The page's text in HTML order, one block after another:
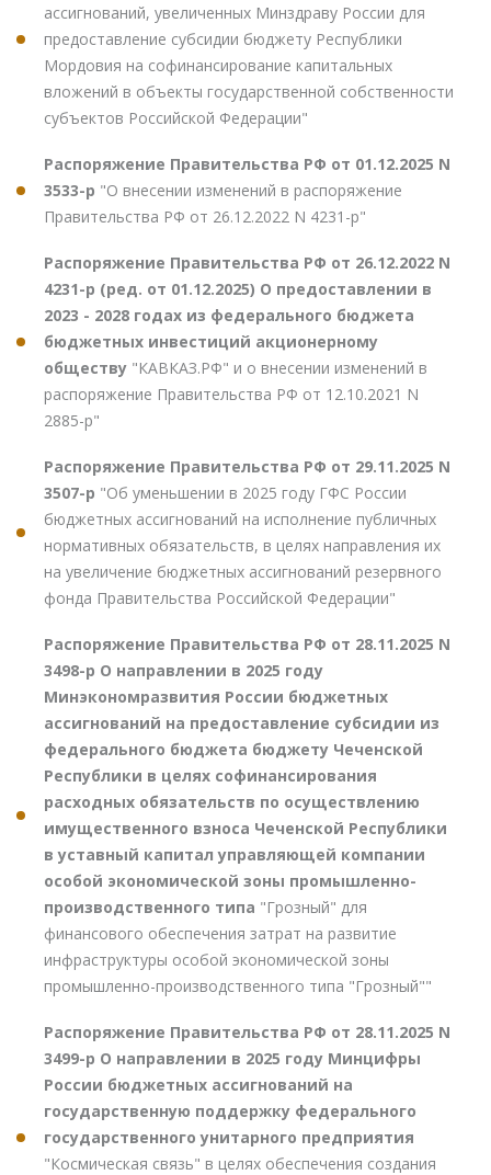
ассигнований, увеличенных Минздраву России для
предоставление субсидии бюджету Республики
Мордовия на софинансирование капитальных
вложений в объекты государственной собственности
субъектов Российской Федерации"
Распоряжение Правительства РФ от 01.12.2025 N
3533-р "О внесении изменений в распоряжение
Правительства РФ от 26.12.2022 N 4231-р"
Распоряжение Правительства РФ от 26.12.2022 N
4231-р (ред. от 01.12.2025) О предоставлении в
2023 - 2028 годах из федерального бюджета
бюджетных инвестиций акционерному
обществу "КАВКАЗ.РФ" и о внесении изменений в
распоряжение Правительства РФ от 12.10.2021 N
2885-р"
Распоряжение Правительства РФ от 29.11.2025 N
3507-р "Об уменьшении в 2025 году ГФС России
бюджетных ассигнований на исполнение публичных
нормативных обязательств, в целях направления их
на увеличение бюджетных ассигнований резервного
фонда Правительства Российской Федерации"
Распоряжение Правительства РФ от 28.11.2025 N
3498-р О направлении в 2025 году
Минэкономразвития России бюджетных
ассигнований на предоставление субсидии из
федерального бюджета бюджету Чеченской
Республики в целях софинансирования
расходных обязательств по осуществлению
имущественного взноса Чеченской Республики
в уставный капитал управляющей компании
особой экономической зоны промышленно-
производственного типа "Грозный" для
финансового обеспечения затрат на развитие
инфраструктуры особой экономической зоны
промышленно-производственного типа "Грозный""
Распоряжение Правительства РФ от 28.11.2025 N
3499-р О направлении в 2025 году Минцифры
России бюджетных ассигнований на
государственную поддержку федерального
государственного унитарного предприятия
"Космическая связь" в целях обеспечения создания